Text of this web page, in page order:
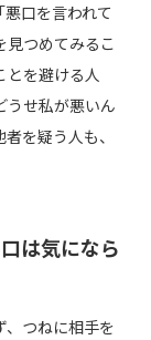
口を言われて
見つめてみるこ
とを避ける人
うせ私が悪いん
を疑う人も、
は気になら
、つねに相手を